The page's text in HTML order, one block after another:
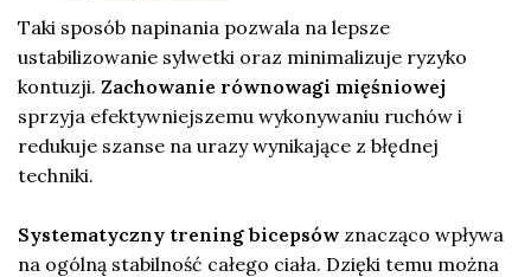
Taki sposób napinania pozwala na lepsze
ustabilizowanie sylwetki oraz minimalizuje ryzyko
kontuzji. Zachowanie równowagi mięśniowej
sprzyja efektywniejszemu wykonywaniu ruchów i
redukuje szanse na urazy wynikające z błędnej
techniki.
Systematyczny trening bicepsów znacząco wpływa
na ogólną stabilność całego ciała. Dzięki temu można